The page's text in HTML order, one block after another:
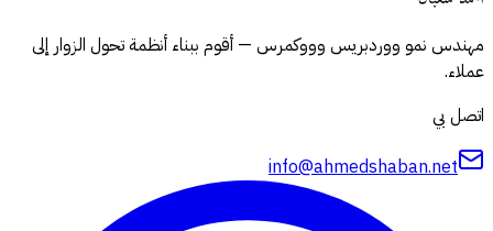
مهندس نمو ووردبريس وووكمرس — أقوم ببناء أنظمة تحول الزوار إلى
عملاء.
اتصل بي
info@ahmedshaban.net